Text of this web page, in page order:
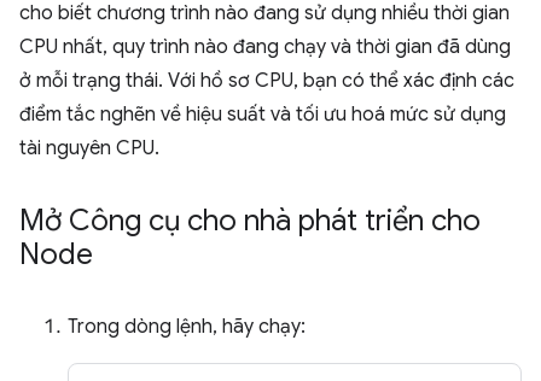
cho biết chương trình nào đang sử dụng nhiều thời gian
CPU nhất, quy trình nào đang chạy và thời gian đã dùng
ở mỗi trạng thái. Với hồ sơ CPU, bạn có thể xác định các
điểm tắc nghẽn về hiệu suất và tối ưu hoá mức sử dụng
tài nguyên CPU.
Mở Công cụ cho nhà phát triển cho
Node
Trong dòng lệnh, hãy chạy: